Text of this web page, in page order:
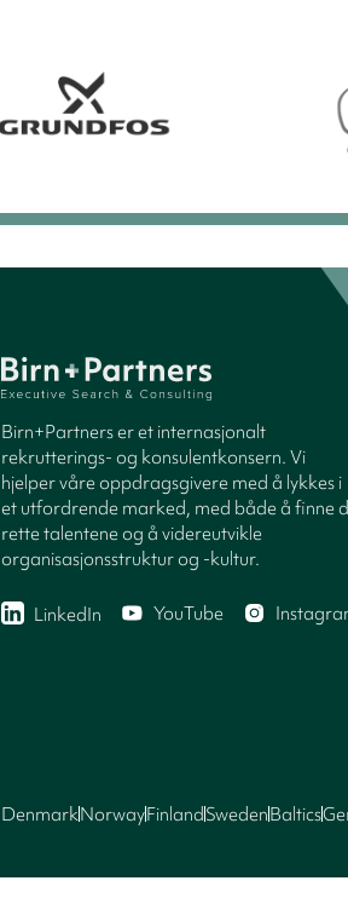
Birn+Partners er et internasjonalt
rekrutterings- og konsulentkonsern. Vi
hjelper våre oppdragsgivere med å lykkes i
et utfordrende marked, med både å finne
rette talentene og å videreutvikle
organisasjonsstruktur og -kultur.
LinkedIn YouTube
DenmarkNorwayFinlandSwedenBaltics